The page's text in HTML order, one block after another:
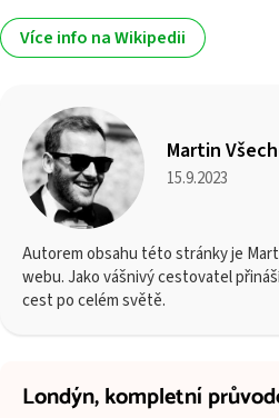
Více info na Wikipedii
Martin
15.9.2023
Autorem obsahu této stránky je
webu. Jako vášnivý cestovatel
cest po celém světě.
Londýn,kompletní